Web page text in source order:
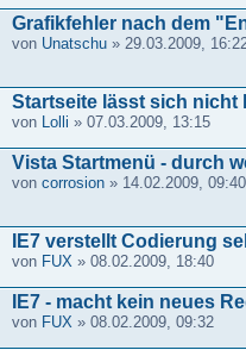
Grafikfehler nach dem
von Unatschu» 29.03.2009,
Startseite lässt sich nicht
von Lolli » 07.03.2009, 13:15
Vista Startmenü - durch
von corrosion» 14.02.2009, 09:40
IE7 verstellt Codierung
von FUX» 08.02.2009, 18:40
IE7 - macht kein neues
von FUX» 08.02.2009, 09:32